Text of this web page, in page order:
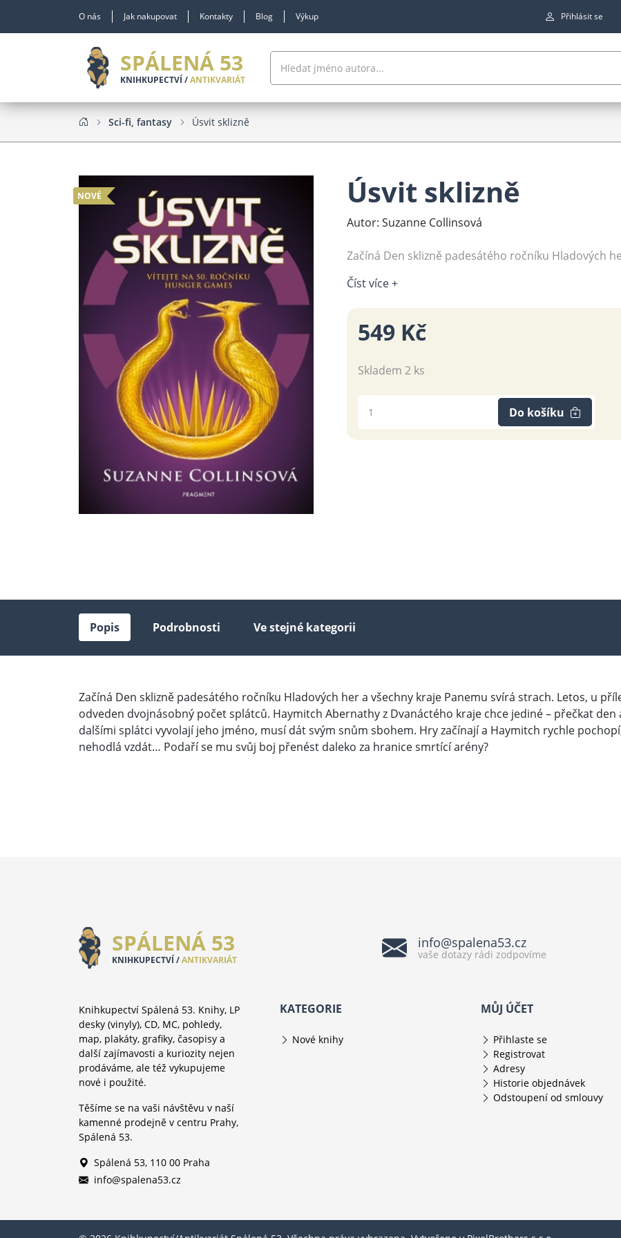
O nás Jak nakupovat Kontakty Blog Výkup Přihlásit se
SPÁLENÁ 53
KNIHKUPECTVÍ /ANTIKVARIÁT
Sci-fi, fantasy Úsvit sklizně
NOVÉ Úsvit sklizně
Autor: Suzanne Collinsová
Začíná Den sklizně padesátého ročníku Hladových
Číst více +
549 Kč
Skladem 2 ks
Do košíku
Popis Podrobnosti Ve stejné kategorii
Začíná Den sklizně padesátého ročníku Hladových her a všechny kraje Panemu svírá strach. Letos, u
odveden dvojnásobný počet splátců. Haymitch Abernathy z Dvanáctého kraje chce jediné – přečkat
dalšími splátci vyvolají jeho jméno, musí dát svým snům sbohem. Hry začínají a Haymitch rychle
nehodlá vzdát… Podaří se mu svůj boj přenést daleko za hranice smrtící arény?
SPÁLENÁ 53
KNIHKUPECTVÍ /ANTIKVARIÁT
info@spalena53.cz
vaše dotazy rádi zodpovíme
Knihkupectví Spálená 53. Knihy, LP
desky (vinyly), CD, MC, pohledy,
map, plakáty, grafiky, časopisy a
další zajímavosti a kuriozity nejen
prodáváme, ale též vykupujeme
nové i použité.
Těšíme se na vaši návštěvu v naší
kamenné prodejně v centru Prahy,
Spálená 53.
Spálená 53, 110 00 Praha
info@spalena53.cz
KATEGORIE
Nové knihy
MŮJ ÚČET
Přihlaste se
Registrovat
Adresy
Historie objednávek
Odstoupení od smlouvy